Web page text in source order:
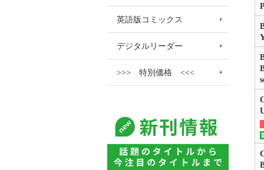
英語版コミックス
デジタルリーダー
>>> 特別価格 <<<